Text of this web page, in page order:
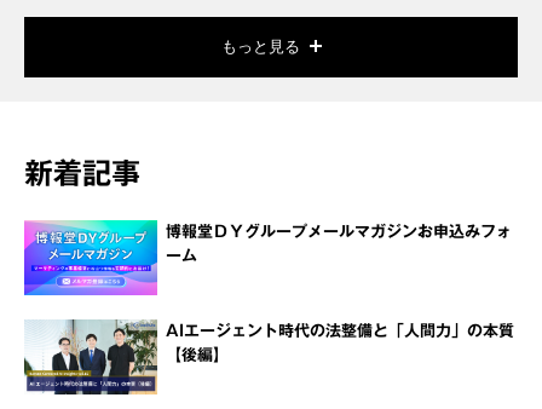
もっと見る
新着記事
博報堂ＤＹグループメールマガジンお申込みフォ
ーム
AIエージェント時代の法整備と「人間力」の本質
【後編】